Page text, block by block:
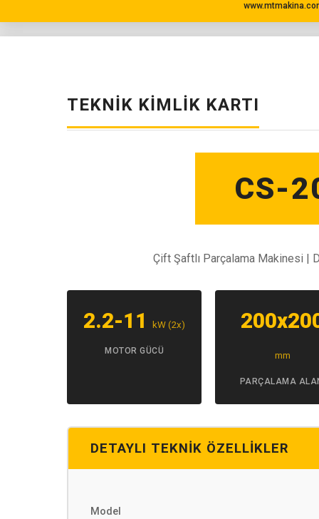
TEKNIK KIMLIK KARTI
CS-
Çift Şaftlı Parçalama Makinesi |
2.2-11kW (2x)
MOTOR GÜCÜ mm
PARÇALAMA
DETAYLI TEKNIK ÖZELLIKLER
Model